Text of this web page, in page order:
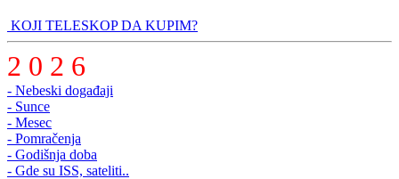
KOJI TELESKOP DA KUPIM?
2 0 2 6
- Nebeski događaji
- Sunce
- Mesec
- Pomračenja
- Godišnja doba
- Gde su ISS, sateliti..